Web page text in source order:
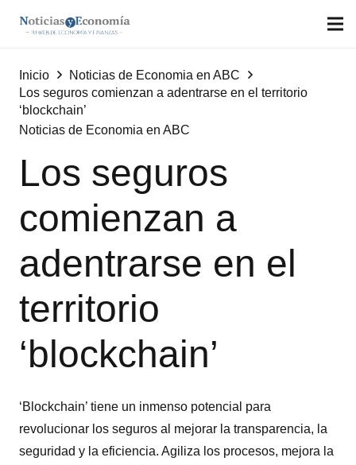
Inicio
Noticias de Economia en ABC
Los seguros comienzan a adentrarse en el territorio
‘blockchain’
Noticias de Economia en ABC
Los seguros
comienzan a
adentrarse en el
territorio
‘blockchain’
‘Blockchain’ tiene un inmenso potencial para
revolucionar los seguros al mejorar la transparencia, la
seguridad y la eficiencia. Agiliza los procesos, mejora la